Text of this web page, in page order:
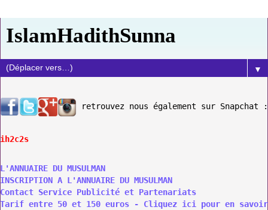
IslamHadithSunna
▼
retrouvez nous également sur Snapchat :
ih2c2s
L'ANNUAIRE DU MUSULMAN
INSCRIPTION A L'ANNUAIRE DU MUSULMAN
Contact Service Publicité et Partenariats
Tarif entre 50 et 150 euros - Cliquez ici pour en savoir